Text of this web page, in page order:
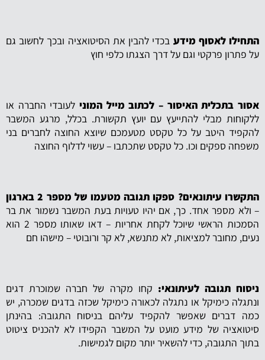
התחילו לאסוף מידע בכדי להבין את הסיטואציה ובכך לחשוב גם
על פתרון פרקטי וגם על דרך הצגתו כלפי חוץ
אסור בתכלית האיסור – לכתוב מייל המוני לעובדי החברה או
ללקוחות מבלי להתייעץ עם יועץ תקשורת. בכלל, מרגע המשבר
להקפיד היטב על כל טקסט מטעמכם שיוצא החוצה לחברים בני
משפחה ספקים וכו. כל טקסט שתכתבו – עשוי לדלוף החוצה
התקשרו עיתונאים? ספקו תגובה מטעמו של מספר 2 בארגון
– ולא מספר אחד. כך, אם יהיו טעויות בעת המשבר נשמור את בר
הסמכות הראשי שיוכל לקחת אחריות – דאו שאותו מספר 2 הוא
נעים, מחובר למציאות, לא מתנשא, לא קר ורובוטי – מישהו חם
ניסוח תגובה לעיתונאי: קחו מקרה של חברה שמוכרת דגים
ונתגלה כימיקל או נתגלה לכאורה כימיקל שכזה בדגים שמכרה, יש
כמה דברים שאפשר להקפיד עליהם בניסוח התגובה: בהינתן
סיטואציה של מידע מועט על המשבר הקפידו לא להכניס ציטוט
בתוך התגובה, כדי להשאיר יותר מקום לגמישות.